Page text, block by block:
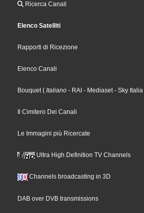
Ricerca Canali
Elenco Satelliti
Rapporti di Ricezione
Elenco Canali
Bouquet( Italiano - RAI - Mediaset- Sky Italia
Il Cimitero Dei Canali
Le Immagini più Ricercate
Ultra High Definition TV Channels
Channels broadcasting in 3D
DAB over DVB transmissions